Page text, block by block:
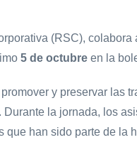
(RSC), colabora
5 de octubre en la
y preservar
la jornada, los
han sido parte de la